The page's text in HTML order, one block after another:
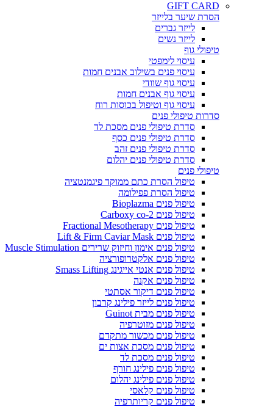
GIFT CARD
הסרת שיער בלייזר
לייזר גברים
לייזר נשים
טיפולי גוף
עיסוי לימפטי
עיסוי פנים בשילוב אבנים חמות
עיסוי גוף שוודי
עיסוי גוף אבנים חמות
עיסוי גוף וטיפול בכוסות רוח
סדרות טיפולי פנים
סדרת טיפולי פנים מסכת לד
סדרת טיפולי פנים כסף
סדרת טיפולי פנים זהב
סדרת טיפולי פנים יהלום
טיפולי פנים
טיפול הסרת כתם ממוקד פיגמנטציה
טיפול הסרת פפילומה
טיפול פנים Bioplazma
טיפול פנים Carboxy co-2
טיפול פנים Fractional Mesotherapy
טיפול פנים Lift & Firm Caviar Mask
טיפול פנים אימון וחיזוק שרירים Muscle Stimulation
טיפול פנים אלקטרופורציה
טיפול פנים אנטי אייגינג Smass Lifting
טיפול פנים אקנה
טיפול פנים דיקור אסתטי
טיפול פנים לייזר פילינג קרבון
טיפול פנים מבית Guinot
טיפול פנים מזוטרפיה
טיפול פנים מכשור מתקדם
טיפול פנים מסכת אצות ים
טיפול פנים מסכת לד
טיפול פנים פילינג חורף
טיפול פנים פילינג יהלום
טיפול פנים קלאסי
טיפול פנים קריותרפיה